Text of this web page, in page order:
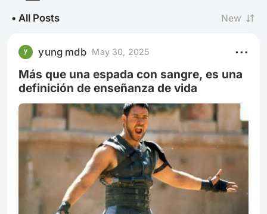
• All Posts New
yung mdb May 30, 2025
Más que una espada con sangre, es una
definición de enseñanza de vida